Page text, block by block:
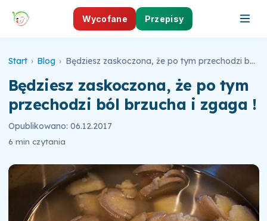
Wycofane Przepisy
Start › Blog › Będziesz zaskoczona, że po tym przechodzi ból brzucha i zgaga !
Będziesz zaskoczona, że po tym
przechodzi ból brzucha i zgaga !
Opublikowano: 06.12.2017
6 min czytania